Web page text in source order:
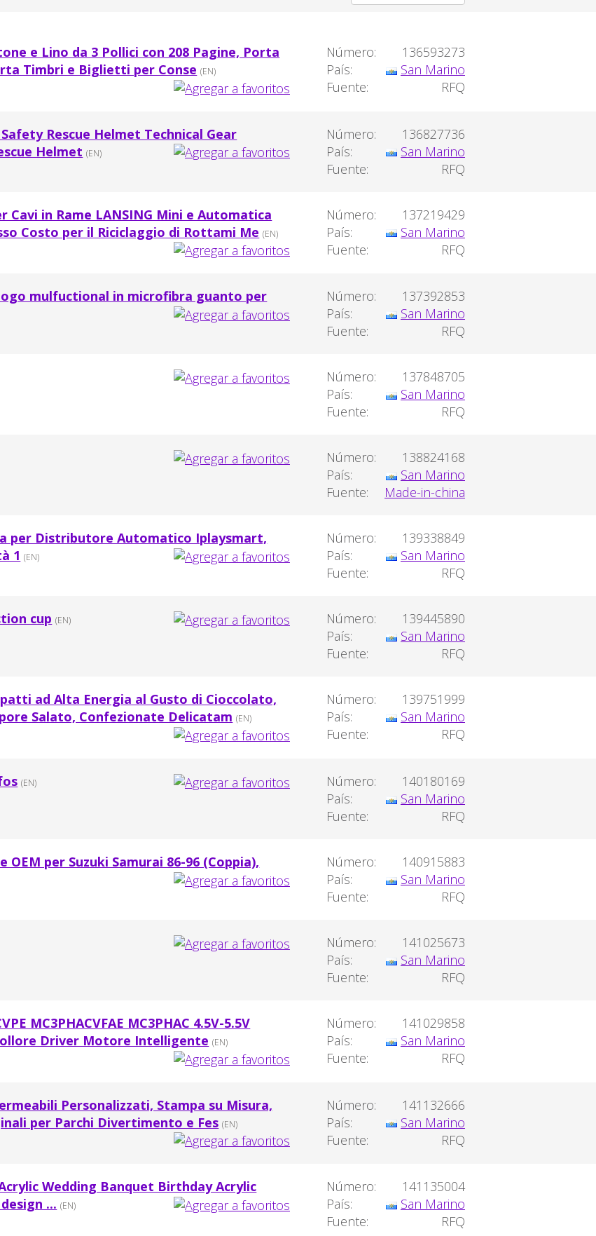
e Lino da 3 Pollici con 208 Pagine, Porta
Timbri e Biglietti per Conse (EN)
Número:
136593273
País:
San Marino
Fuente:
RFQ
Rescue Helmet Technical Gear
Helmet (EN)
Número:
136827736
País:
San Marino
Fuente:
RFQ
Cavi in Rame LANSING Mini e Automatica
Costo per il Riciclaggio di Rottami Me (EN)
Número:
137219429
País:
San Marino
Fuente:
RFQ
logo mulfuctional in microfibra guanto per
Número:
137392853
País:
San Marino
Fuente:
RFQ
Número:
137848705
País:
San Marino
Fuente:
RFQ
Número:
138824168
País:
San Marino
Fuente:
Made-in-china
per Distributore Automatico Iplaysmart,
1 (EN)
Número:
139338849
País:
San Marino
Fuente:
RFQ
cup (EN) Número:
139445890
País:
San Marino
Fuente:
RFQ
ad Alta Energia al Gusto di Cioccolato,
Salato, Confezionate Delicatam (EN)
Número:
139751999
País:
San Marino
Fuente:
RFQ
(EN) Número:
140180169
País:
San Marino
Fuente:
RFQ
per Suzuki Samurai 86-96 (Coppia),
Número:
140915883
País:
San Marino
Fuente:
RFQ
Número:
141025673
País:
San Marino
Fuente:
RFQ
MC3PHACVFAE MC3PHAC 4.5V-5.5V
Driver Motore Intelligente (EN)
Número:
141029858
País:
San Marino
Fuente:
RFQ
Personalizzati, Stampa su Misura,
per Parchi Divertimento e Fes (EN)
Número:
141132666
País:
San Marino
Fuente:
RFQ
Wedding Banquet Birthday Acrylic
... (EN)
Número:
141135004
País:
San Marino
Fuente:
RFQ